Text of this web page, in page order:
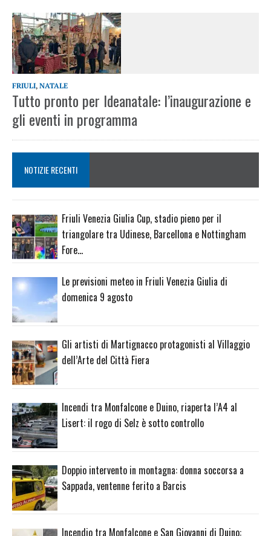
FRIULI, NATALE
Tutto pronto per Ideanatale: l’inaugurazione e
gli eventi in programma
NOTIZIE RECENTI
Friuli Venezia Giulia Cup, stadio pieno per il
triangolare tra Udinese, Barcellona e Nottingham
Fore…
Le previsioni meteo in Friuli Venezia Giulia di
domenica 9 agosto
Gli artisti di Martignacco protagonisti al Villaggio
dell’Arte del Città Fiera
Incendi tra Monfalcone e Duino, riaperta l’A4 al
Lisert: il rogo di Selz è sotto controllo
Doppio intervento in montagna: donna soccorsa a
Sappada, ventenne ferito a Barcis
Incendio tra Monfalcone e San Giovanni di Duino: